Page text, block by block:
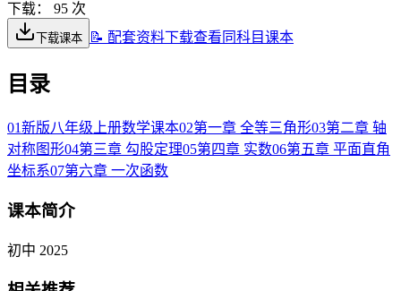
下载：
95 次
下载课本 📝 配套资料下载查看同科目课本
目录
01新版八年级上册数学课本02第一章 全等三角形03第二章 轴
对称图形04第三章 勾股定理05第四章 实数06第五章 平面直角
坐标系07第六章 一次函数
课本简介
初中 2025